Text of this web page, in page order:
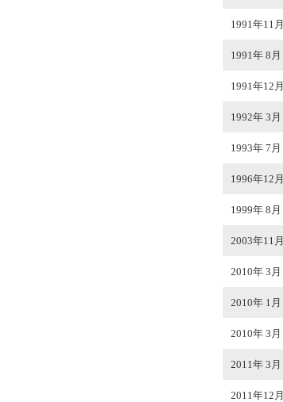
1991年11月
1991年 8月
1991年12月
1992年 3月
1993年 7月
1996年12月
1999年 8月
2003年11月
2010年 3月
2010年 1月
2010年 3月
2011年 3月
2011年12月